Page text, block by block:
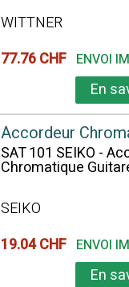
WITTNER
77.76 CHF ENVOI
En
Accordeur
SAT 101 SEIKO -
Chromatique
SEIKO
19.04 CHF ENVOI
En